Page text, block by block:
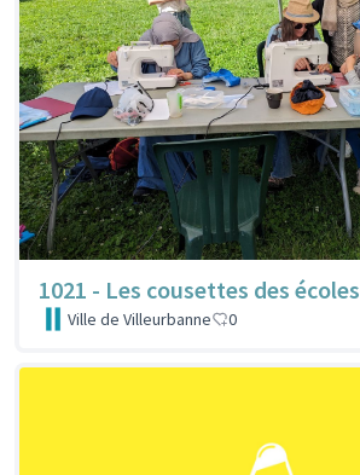
1021 - Les cousettes des écoles
Ville de Villeurbanne 0